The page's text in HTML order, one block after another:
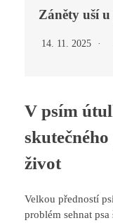
Záněty uší u
14. 11. 2025
V psím
život
Velkou předností
problém sehnat